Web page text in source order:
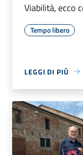
Viabilità, ecco
Tempo libero
LEGGI DI PIÙ